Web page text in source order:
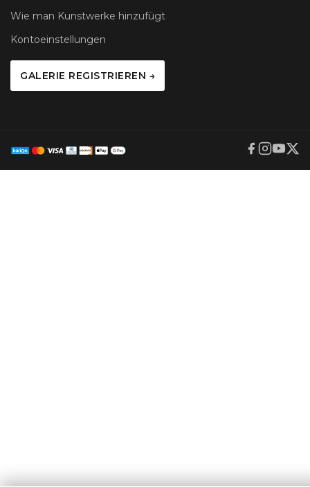
Wie man Kunstwerke hinzufügt
Kontoeinstellungen
GALERIE REGISTRIEREN →